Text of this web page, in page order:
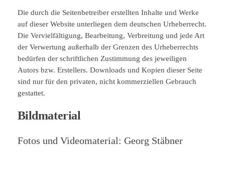
Die durch die Seitenbetreiber erstellten Inhalte und Werke
auf dieser Website unterliegen dem deutschen Urheberrecht.
Die Vervielfältigung, Bearbeitung, Verbreitung und jede Art
der Verwertung außerhalb der Grenzen des Urheberrechts
bedürfen der schriftlichen Zustimmung des jeweiligen
Autors bzw. Erstellers. Downloads und Kopien dieser Seite
sind nur für den privaten, nicht kommerziellen Gebrauch
gestattet.
Bildmaterial
Fotos und Videomaterial: Georg Stäbner